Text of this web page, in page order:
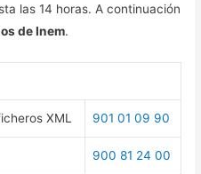
las 14 horas. A continuación
de Inem.
XML 901 01 09 90
900 81 24 00